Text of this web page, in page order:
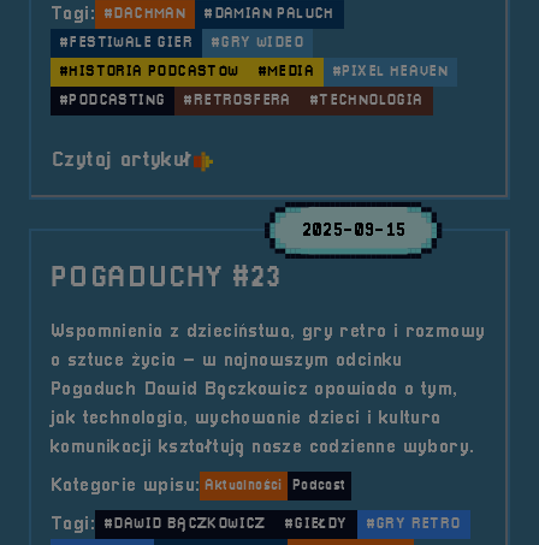
Tagi: #DACHMAN
#DAMIAN PALUCH
#FESTIWALE GIER
#GRY WIDEO
#HISTORIA PODCASTÓW
#MEDIA
#PIXEL HEAVEN
#PODCASTING
#RETROSFERA #TECHNOLOGIA
Czytaj artykuło tytule POGADUCHY #25
2025-09-15
POGADUCHY #23
Wspomnienia z dzieciństwa, gry retro i rozmowy
o sztuce życia – w najnowszym odcinku
Pogaduch Dawid Bączkowicz opowiada o tym,
jak technologia, wychowanie dzieci i kultura
komunikacji kształtują nasze codzienne wybory.
Kategorie wpisu: Aktualności Podcast
Tagi: #DAWID BĄCZKOWICZ #GIEŁDY
#GRY RETRO